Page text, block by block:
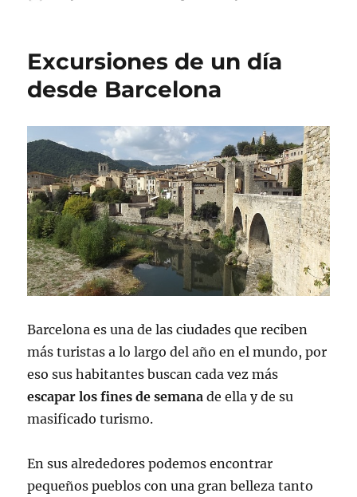
Excursiones de un día
desde Barcelona
Barcelona es una de las ciudades que reciben
más turistas a lo largo del año en el mundo, por
eso sus habitantes buscan cada vez más
escapar los fines de semanade ella y de su
masificado turismo.
En sus alrededores podemos encontrar
pequeños pueblos con una gran belleza tanto